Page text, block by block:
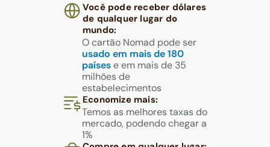
Você pode receber dólares
de qualquer lugar do
mundo:
O cartão Nomad pode ser
usado em mais de 180
paísese em mais de 35
milhões de
estabelecimentos
Economize mais:
Temos as melhores taxas do
mercado, podendo chegar a
1%